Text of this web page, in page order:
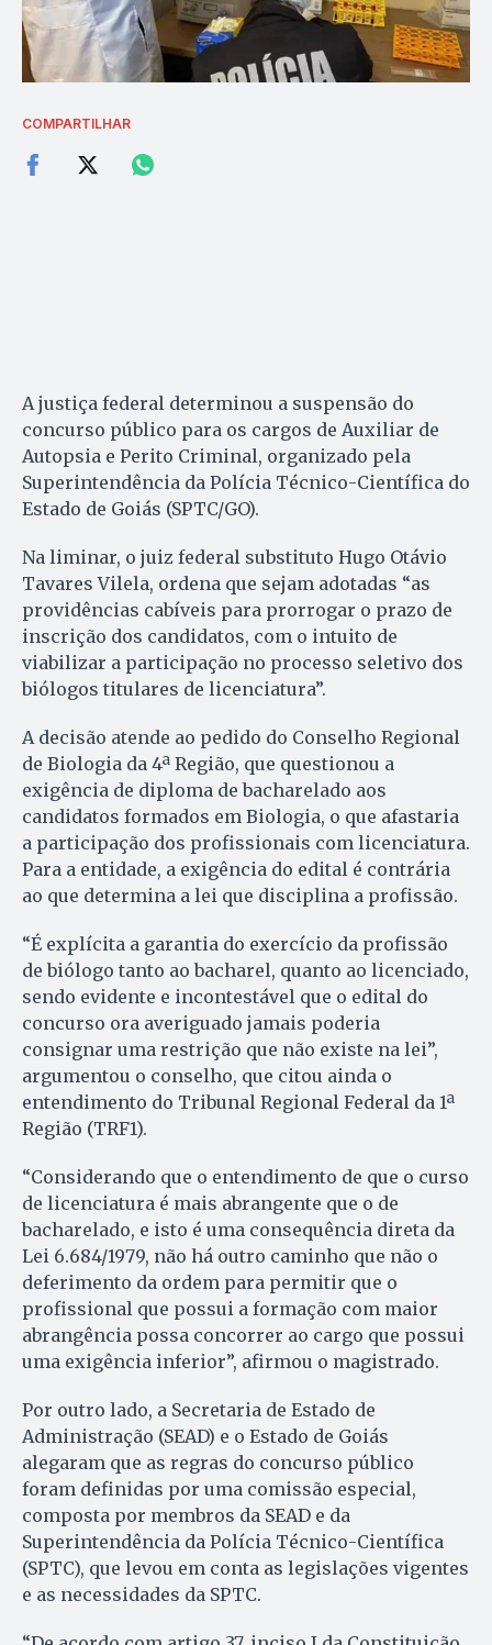
COMPARTILHAR
A justiça federal determinou a suspensão do
concurso público para os cargos de Auxiliar de
Autopsia e Perito Criminal, organizado pela
Superintendência da Polícia Técnico-Científica do
Estado de Goiás (SPTC/GO).
Na liminar, o juiz federal substituto Hugo Otávio
Tavares Vilela, ordena que sejam adotadas “as
providências cabíveis para prorrogar o prazo de
inscrição dos candidatos, com o intuito de
viabilizar a participação no processo seletivo dos
biólogos titulares de licenciatura”.
A decisão atende ao pedido do Conselho Regional
de Biologia da 4ª Região, que questionou a
exigência de diploma de bacharelado aos
candidatos formados em Biologia, o que afastaria
a participação dos profissionais com licenciatura.
Para a entidade, a exigência do edital é contrária
ao que determina a lei que disciplina a profissão.
“É explícita a garantia do exercício da profissão
de biólogo tanto ao bacharel, quanto ao licenciado,
sendo evidente e incontestável que o edital do
concurso ora averiguado jamais poderia
consignar uma restrição que não existe na lei”,
argumentou o conselho, que citou ainda o
entendimento do Tribunal Regional Federal da 1ª
Região (TRF1).
“Considerando que o entendimento de que o curso
de licenciatura é mais abrangente que o de
bacharelado, e isto é uma consequência direta da
Lei 6.684/1979, não há outro caminho que não o
deferimento da ordem para permitir que o
profissional que possui a formação com maior
abrangência possa concorrer ao cargo que possui
uma exigência inferior”, afirmou o magistrado.
Por outro lado, a Secretaria de Estado de
Administração (SEAD) e o Estado de Goiás
alegaram que as regras do concurso público
foram definidas por uma comissão especial,
composta por membros da SEAD e da
Superintendência da Polícia Técnico-Científica
(SPTC), que levou em conta as legislações vigentes
e as necessidades da SPTC.